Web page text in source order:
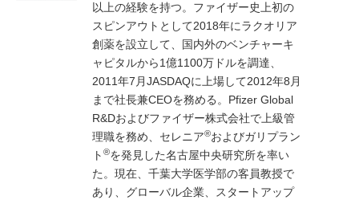
以上の経験を持つ。ファイザー史上初の
スピンアウトとして2018年にラクオリア
創薬を設立して、国内外のベンチャーキ
ャピタルから1億1100万ドルを調達、
2011年7月JASDAQに上場して2012年8月
まで社長兼CEOを務める。Pfizer Global
R&Dおよびファイザー株式会社で上級管
理職を務め、セレニア®およびガリプラン
ト ®を発見した名古屋中央研究所を率い
た。現在、千葉大学医学部の客員教授で
あり、グローバル企業、スタートアップ